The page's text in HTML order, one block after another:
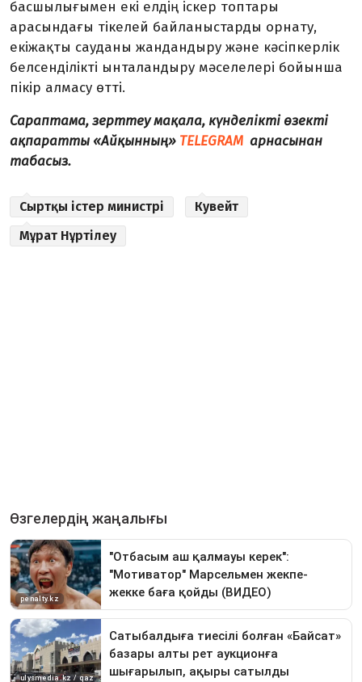
басшылығымен екі елдің іскер топтары
арасындағы тікелей байланыстарды орнату,
екіжақты сауданы жандандыру және кәсіпкерлік
белсенділікті ынталандыру мәселелері бойынша
пікір алмасу өтті.
Сараптама, зерттеу мақала, күнделікті өзекті
ақпаратты «Айқынның» TELEGRAM арнасынан
табасыз.
Сыртқы істер министрі
Кувейт
Мұрат Нұртілеу